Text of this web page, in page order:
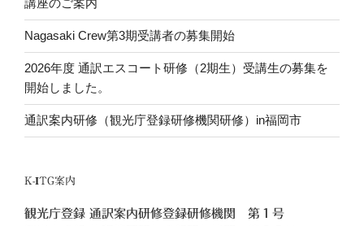
講座のご案内
Nagasaki Crew第3期受講者の募集開始
2026年度 通訳エスコート研修（2期生）受講生の募集を
開始しました。
通訳案内研修（観光庁登録研修機関研修）in福岡市
K-ITG案内
観光庁登録 通訳案内研修登録研修機関 第１号